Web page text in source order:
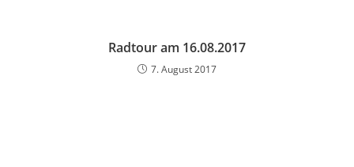
Radtour am 16.08.2017
7. August 2017